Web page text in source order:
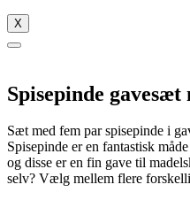
X
Spisepinde
Sæt med fem par spisepinde i
Spisepinde er en fantastisk
og disse er en fin gave til
selv? Vælg mellem flere